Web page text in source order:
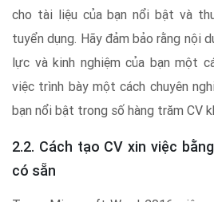
cho tài liệu của bạn nổi bật và
tuyển dụng. Hãy đảm bảo rằng nội
lực và kinh nghiệm của bạn một
việc trình bày một cách chuyên
bạn nổi bật trong số hàng trăm CV
2.2. Cách tạo CV xin việc
có sẵn